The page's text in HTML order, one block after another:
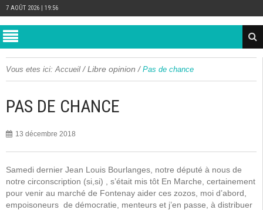
7 AOÛT 2026 | 19:56
Vous etes ici: Accueil /Libre opinion / Pas de chance
PAS DE CHANCE
13 décembre 2018
Samedi dernier Jean Louis Bourlanges, notre député à nous de
notre circonscription (si,si) , s’était mis tôt En Marche, certainement
pour venir au marché de Fontenay aider ces zozos, moi d’abord,
empoisoneurs de démocratie, menteurs et j’en passe, à distribuer